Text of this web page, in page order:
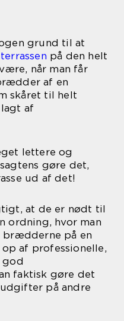
grund til at
på den helt
når man får
af en
skåret til helt
af
lettere og
gøre det,
ud af det!
at de er nødt til
ordning, hvor man
brædderne på en
af professionelle,
god
faktisk gøre det
på andre